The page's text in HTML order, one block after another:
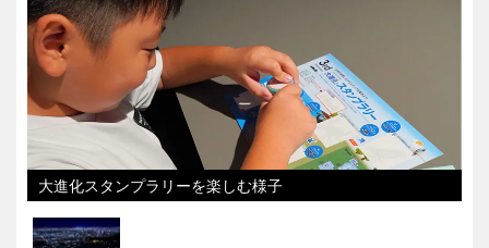
大進化スタンプラリーを楽しむ様子